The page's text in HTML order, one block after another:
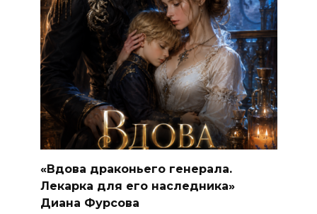
«Вдова драконьего генерала.
Лекарка для его наследника»
Диана Фурсова